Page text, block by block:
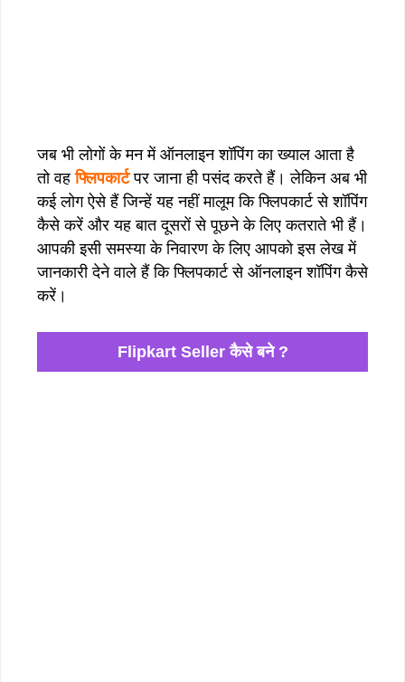
जब भी लोगों के मन में ऑनलाइन शॉपिंग का ख्याल आता है
तो वहफ्लिपकार्टपर जाना ही पसंद करते हैं। लेकिन अब भी
कई लोग ऐसे हैं जिन्हें यह नहीं मालूम कि फ्लिपकार्ट से शॉपिंग
कैसे करें और यह बात दूसरों से पूछने के लिए कतराते भी हैं।
आपकी इसी समस्या के निवारण के लिए आपको इस लेख में
जानकारी देने वाले हैं कि फ्लिपकार्ट से ऑनलाइन शॉपिंग कैसे
करें।
Flipkart Seller कैसे बने ?